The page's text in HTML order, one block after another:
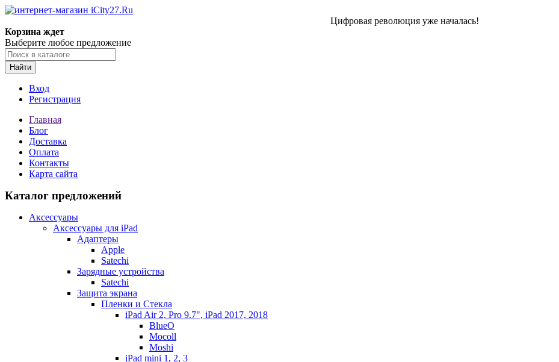
Цифровая революция уже началась!
Корзина ждет
Выберите любое предложение
Найти
Вход
Регистрация
Главная
Блог
Доставка
Оплата
Контакты
Карта сайта
Каталог предложений
Аксессуары
Аксессуары для iPad
Адаптеры
Apple
Satechi
Зарядные устройства
Satechi
Защита экрана
Пленки и Стекла
iPad Air 2, Pro 9.7", iPad 2017, 2018
BlueO
Mocoll
Moshi
iPad mini 1, 2, 3